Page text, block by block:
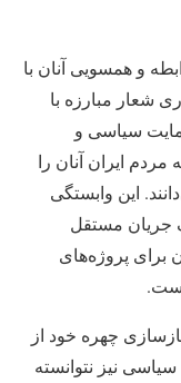
و همسویی آنان با
شعار مبارزه با
سیاسی و
ایران آنان را
این وابستگی
جریان مستقل
برای پروژه‌های
چهره خود از
نیز نتوانسته